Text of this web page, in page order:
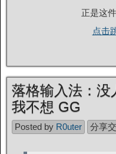
正是这
点击
落格输入法：没
我不想 GG
Posted by R0uter 分享